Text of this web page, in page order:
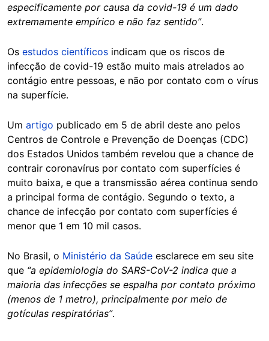
especificamente por causa da covid-19 é um dado
extremamente empírico e não faz sentido”.
Os estudos científicos indicam que os riscos de
infecção de covid-19 estão muito mais atrelados ao
contágio entre pessoas, e não por contato com o vírus
na superfície.
Um artigo publicado em 5 de abril deste ano pelos
Centros de Controle e Prevenção de Doenças (CDC)
dos Estados Unidos também revelou que a chance de
contrair coronavírus por contato com superfícies é
muito baixa, e que a transmissão aérea continua sendo
a principal forma de contágio. Segundo o texto, a
chance de infecção por contato com superfícies é
menor que 1 em 10 mil casos.
No Brasil, o Ministério da Saúde esclarece em seu site
que “a epidemiologia do SARS-CoV-2 indica que a
maioria das infecções se espalha por contato próximo
(menos de 1 metro), principalmente por meio de
gotículas respiratórias”.